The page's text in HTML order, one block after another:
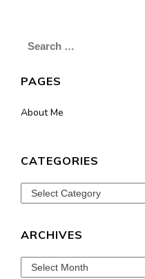
Search
PAGES
About Me
CATEGORIES
Categories
ARCHIVES
Archives